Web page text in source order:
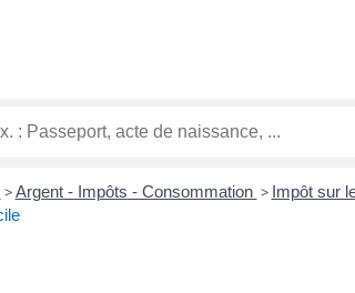
> Argent - Impôts - Consommation > Impôt sur